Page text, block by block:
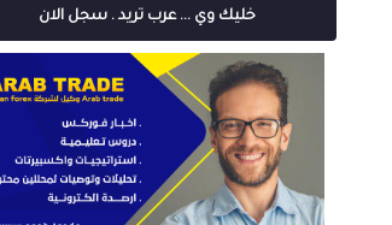
خليك وي ... عرب تريد . سجل الان